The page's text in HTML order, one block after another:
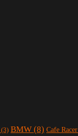
(3) BMW (8) Cafe Racer